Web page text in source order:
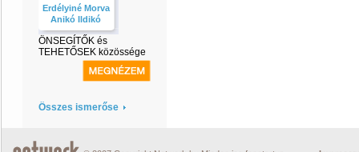
Erdélyiné Morva
Anikó Ildikó
ÖNSEGÍTŐK és
TEHETŐSEK közössége
Összes ismerőse